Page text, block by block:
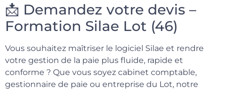
📩 Demandez votre devis –
Formation Silae Lot (46)
Vous souhaitez maîtriser le logiciel Silae et rendre
votre gestion de la paie plus fluide, rapide et
conforme ? Que vous soyez cabinet comptable,
gestionnaire de paie ou entreprise du Lot, notre